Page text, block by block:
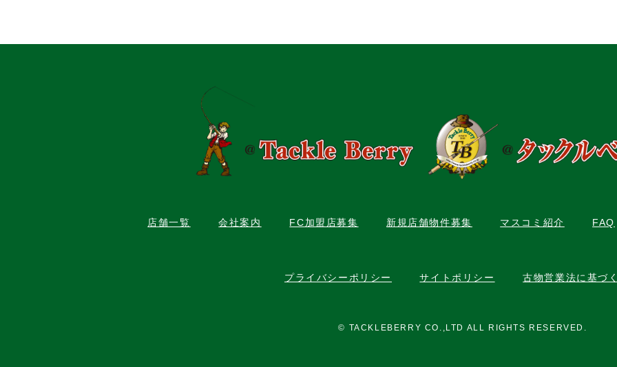
店舗一覧 会社案内 FC加盟店募集 新規店舗物件募集 マスコミ紹介 FAQ
プライバシーポリシー サイトポリシー 古物営業法に基づ
© TACKLEBERRY CO.,LTD ALL RIGHTS RESERVED.